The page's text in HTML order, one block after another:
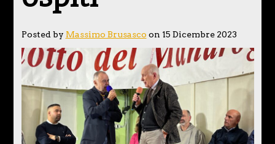
Posted by Massimo Brusasco on 15 Dicembre 2023